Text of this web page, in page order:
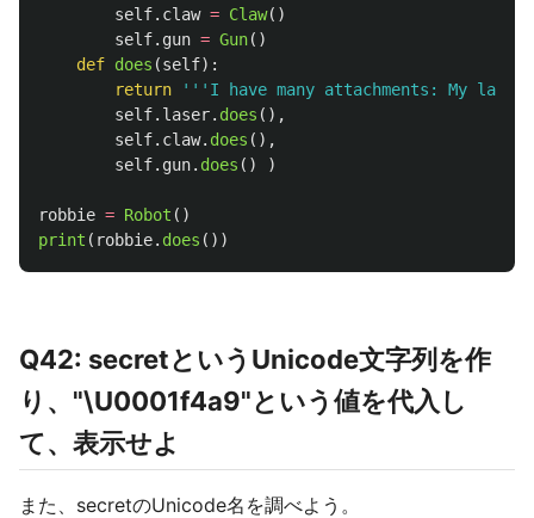
self. claw = Claw()
self. gun = Gun()
def does (self):
return
''' I have many attachments: My
self. laser. does (),
self. claw. does (),
self. gun. does () )
robbie = Robot ()
print ( robbie. does ())
Q42: secretというUnicode文字列を作
り、"\U0001f4a9"という値を代入し
て、表示せよ
また、secretのUnicode名を調べよう。